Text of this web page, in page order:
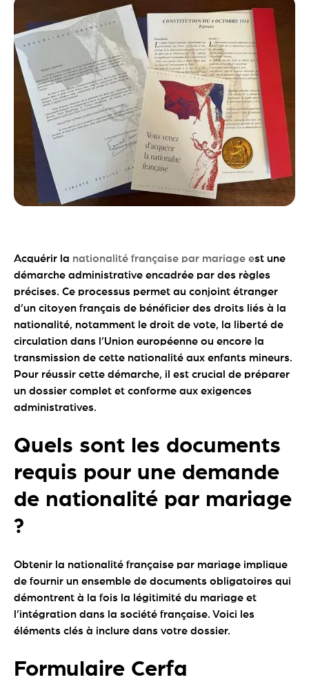
Acquérir la nationalité française par mariage est une
démarche administrative encadrée par des règles
précises. Ce processus permet au conjoint étranger
d’un citoyen français de bénéficier des droits liés à la
nationalité, notamment le droit de vote, la liberté de
circulation dans l’Union européenne ou encore la
transmission de cette nationalité aux enfants mineurs.
Pour réussir cette démarche, il est crucial de préparer
un dossier complet et conforme aux exigences
administratives.
Quels sont les documents
requis pour une demande
de nationalité par mariage
?
Obtenir la nationalité française par mariage implique
de fournir un ensemble de documents obligatoires qui
démontrent à la fois la légitimité du mariage et
l’intégration dans la société française. Voici les
éléments clés à inclure dans votre dossier.
Formulaire Cerfa